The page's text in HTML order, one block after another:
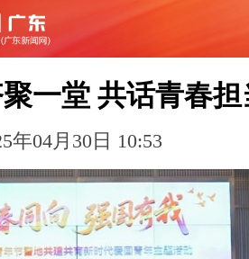
一堂 共话青春担
年04月30日 10:53